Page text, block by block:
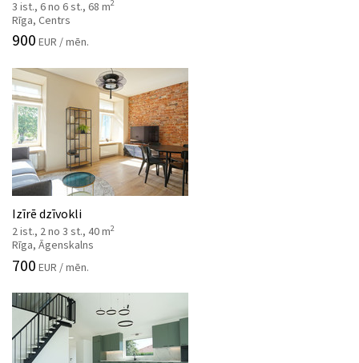
3 ist., 6 no 6 st., 68 m2
Rīga, Centrs
900 EUR / mēn.
Izīrē dzīvokli
2 ist., 2 no 3 st., 40 m2
Rīga, Āgenskalns
700 EUR / mēn.